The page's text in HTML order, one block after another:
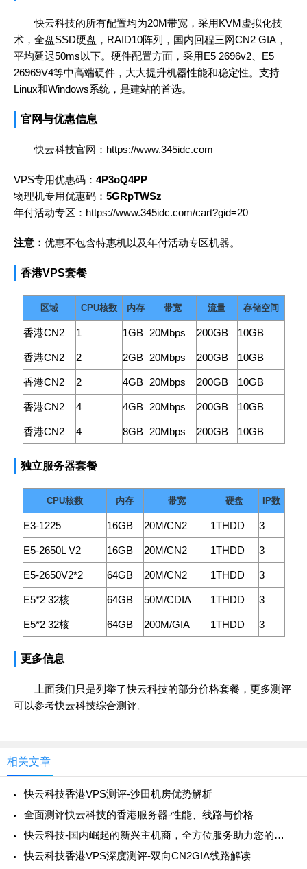
快云科技的所有配置均为20M带宽，采用KVM虚拟化技
术，全盘SSD硬盘，RAID10阵列，国内回程三网CN2 GIA，
平均延迟50ms以下。硬件配置方面，采用E5 2696v2、E5
26969V4等中高端硬件，大大提升机器性能和稳定性。支持
Linux和Windows系统，是建站的首选。
官网与优惠信息
快云科技官网： https://www.345idc.com
VPS专用优惠码： 4P3oQ4PP
物理机专用优惠码： 5GRpTWSz
年付活动专区： https://www.345idc.com/cart?gid=20
注意： 优惠不包含特惠机以及年付活动专区机器。
香港VPS套餐
区域 CPU核数 内存 带宽 流量 存储空间
香港CN2 1 1GB 20Mbps 200GB 10GB
香港CN2 2 2GB 20Mbps 200GB 10GB
香港CN2 2 4GB 20Mbps 200GB 10GB
香港CN2 4 4GB 20Mbps 200GB 10GB
香港CN2 4 8GB 20Mbps 200GB 10GB
独立服务器套餐
CPU核数 内存 带宽 硬盘 IP数
E3-1225 16GB 20M/CN2 1THDD 3
E5-2650L V2 16GB 20M/CN2 1THDD 3
E5-2650V2*2 64GB 20M/CN2 1THDD 3
E5*2 32核 64GB 50M/CDIA 1THDD 3
E5*2 32核 64GB 200M/GIA 1THDD 3
更多信息
上面我们只是列举了快云科技的部分价格套餐，更多测评
可以参考快云科技综合测评。
相关文章
快云科技香港VPS测评-沙田机房优势解析
全面测评快云科技的香港服务器-性能、线路与价格
快云科技-国内崛起的新兴主机商，全方位服务助力您的在线业务
快云科技香港VPS深度测评-双向CN2GIA线路解读